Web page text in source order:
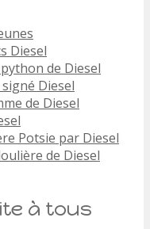
Diesel
de Diesel
Diesel
de Diesel
Potsie par Diesel
de Diesel
à tous